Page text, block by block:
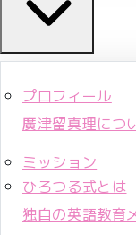
プロフィール
廣津留真理につ
ミッション
ひろつる式とは
独自の英語教育